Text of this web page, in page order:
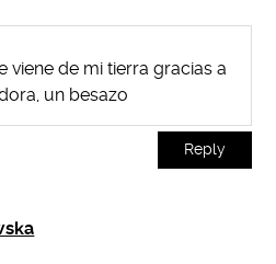
viene de mi tierra gracias a
un besazo
Reply